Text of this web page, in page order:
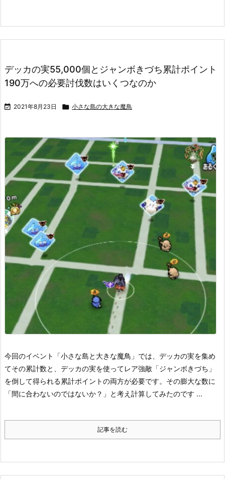
デッカの実55,000個とジャンボきづち累計ポイント
190万への必要討伐数はいくつなのか
 2021年8月23日  小さな島の大きな魔鳥
今回のイベント「小さな島と大きな魔鳥」では、デッカの実を集め
てその累計数と、デッカの実を使ってレア強敵「ジャンボきづち」
を倒して得られる累計ポイントの両方が必要です。その膨大な数に
「間に合わないのではないか？」と考え計算してみたのです ...
記事を読む